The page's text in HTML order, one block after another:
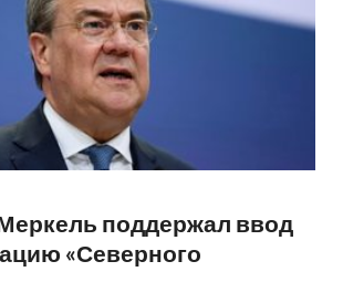
поддержал ввод
«Северного